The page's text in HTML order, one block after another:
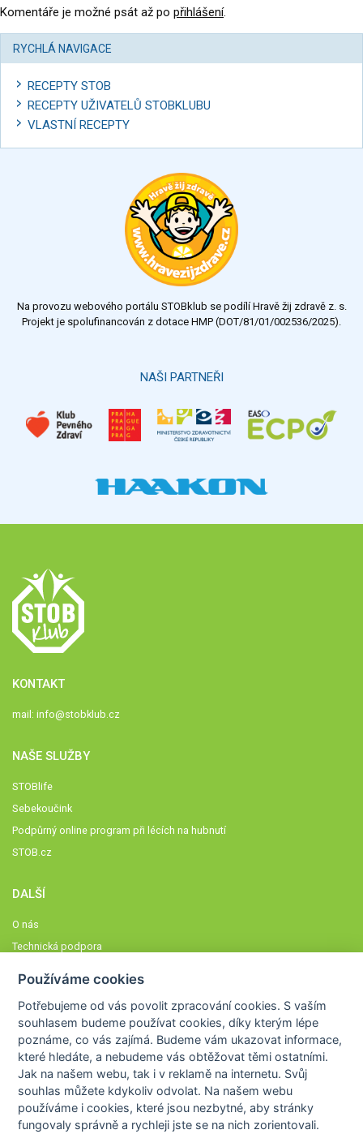
Komentáře je možné psát až po přihlášení.
RYCHLÁ NAVIGACE
RECEPTY STOB
RECEPTY UŽIVATELŮ STOBKLUBU
VLASTNÍ RECEPTY
Na provozu webového portálu STOBklub se podílí Hravě žij zdravě z. s.
Projekt je spolufinancován z dotace HMP (DOT/81/01/002536/2025).
NAŠI PARTNEŘI
KONTAKT
mail: info@stobklub.cz
NAŠE SLUŽBY
STOBlife
Sebekoučink
Podpůrný online program při lécích na hubnutí
STOB.cz
DALŠÍ
O nás
Technická podpora
Členové STOBklubu
Zásady nakládání s osobními údaji
Otestujte se
Spočítejte si
Výzva 52
Používáme cookies
Potřebujeme od vás povolit zpracování cookies. S vaším
souhlasem budeme používat cookies, díky kterým lépe
poznáme,co vás zajímá. Budeme vám ukazovat informace,
které hledáte, a nebudeme vás obtěžovat těmi ostatními.
Jak na našem webu, tak i v reklamě na internetu. Svůj
souhlas můžete kdykoliv odvolat. Na našem webu
používáme i cookies, které jsou nezbytné, aby stránky
fungovaly správně a rychleji jste se na nich zorientovali.